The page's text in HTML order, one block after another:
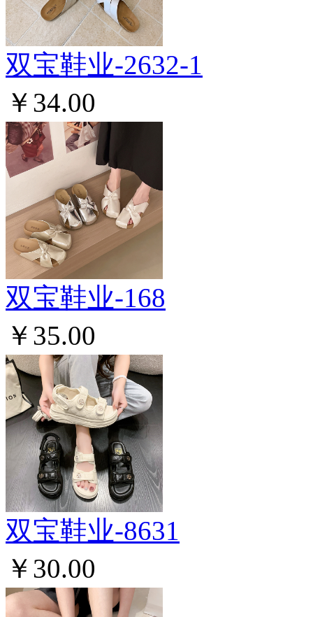
双宝鞋业-2632-1
￥34.00
双宝鞋业-168
￥35.00
双宝鞋业-8631
￥30.00